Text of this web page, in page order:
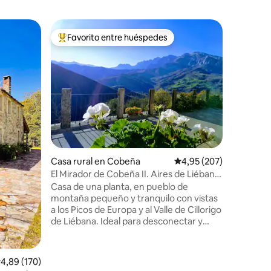
promedio: 4,89 de 5. 170 evaluaciones
4,89 (170)
Favorito entre los huéspedes más destacados
Favorito entre huéspedes
Casa rural en Cobeña Calificación promedio:
4,95 (207)
El Mirador de Cobeña II. Aires de Liébana
en Picos
Casa de una planta, en pueblo de
montaña pequeño y tranquilo con vistas
a los Picos de Europa y al Valle de Cillorigo
de Liébana. Ideal para desconectar y